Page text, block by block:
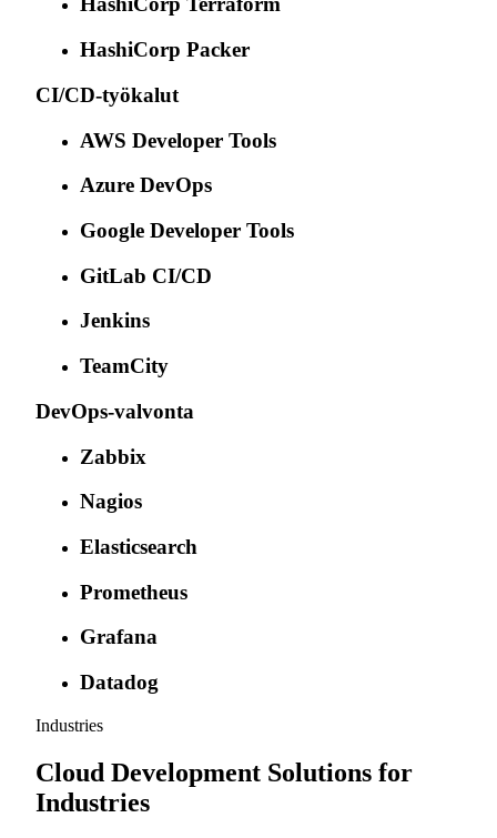
HashiCorp Packer
CI/CD-työkalut
AWS Developer Tools
Azure DevOps
Google Developer Tools
GitLab CI/CD
Jenkins
TeamCity
DevOps-valvonta
Zabbix
Nagios
Elasticsearch
Prometheus
Grafana
Datadog
Industries
Cloud Development Solutions for
Industries